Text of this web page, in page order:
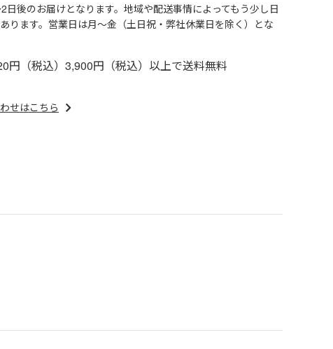
日後のお届けとなります。地域や配送事情によってもう少し日
ります。営業日は月～金（土日祝・弊社休業日を除く）とな
円（税込）3,900円（税込）以上で送料無料
せはこちら